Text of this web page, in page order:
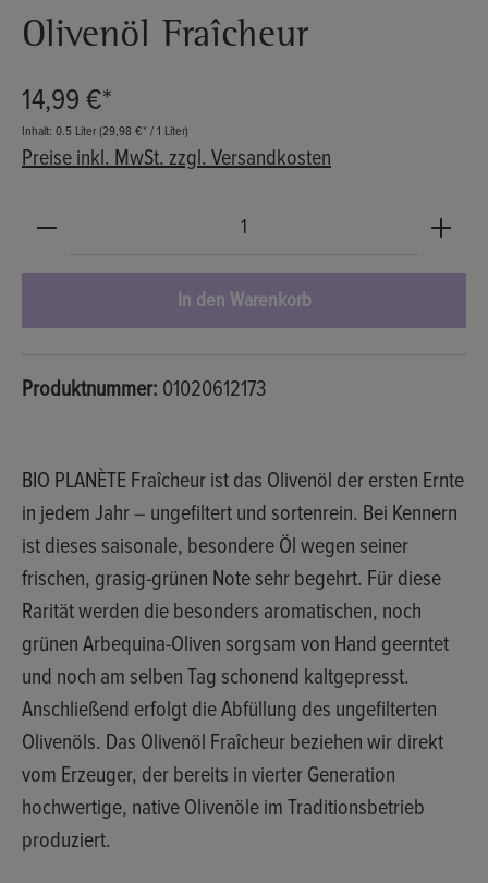
Olivenöl Fraîcheur
14,99 €*
Inhalt: 0.5 Liter(29,98 €* / 1 Liter)
Preise inkl. MwSt. zzgl. Versandkosten
Produkt Anzahl: Gib den gewünschten Wert ein
In den Warenkorb
Produktnummer: 01020612173
BIO PLANÈTE Fraîcheur ist das Olivenöl der ersten Ernte
in jedem Jahr – ungefiltert und sortenrein. Bei Kennern
ist dieses saisonale, besondere Öl wegen seiner
frischen, grasig-grünen Note sehr begehrt. Für diese
Rarität werden die besonders aromatischen, noch
grünen Arbequina-Oliven sorgsam von Hand geerntet
und noch am selben Tag schonend kaltgepresst.
Anschließend erfolgt die Abfüllung des ungefilterten
Olivenöls. Das Olivenöl Fraîcheur beziehen wir direkt
vom Erzeuger, der bereits in vierter Generation
hochwertige, native Olivenöle im Traditionsbetrieb
produziert.